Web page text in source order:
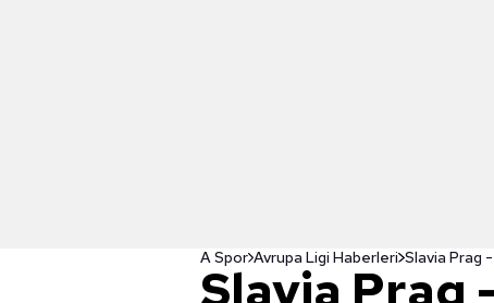
A Spor Avrupa Ligi Haberleri
Slavia Prag